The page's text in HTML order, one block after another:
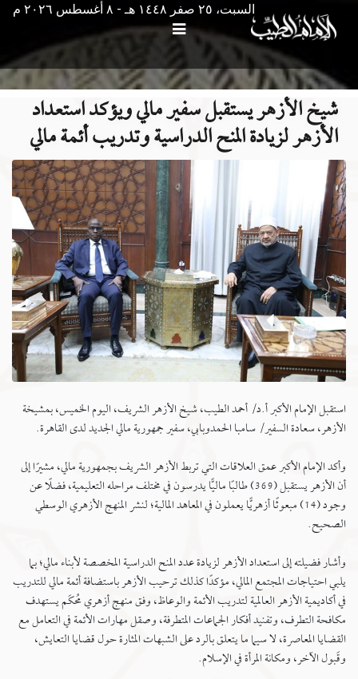
السبت، ٢٥ صفر ١٤٤٨ هـ - ۸ أغسطس ۲۰۲٦ م
شيخ الأزهر يستقبل سفير مالي ويؤكد استعداد
الأزهر لزيادة المنح الدراسية وتدريب أئمة مالي
استقبل الإمام الأكبر أ.د/ أحمد الطيب، شيخ الأزهر الشريف، اليوم الخميس، بمشيخة
الأزهر، سعادة السفير/ سامبا الحمدوبابي، سفير جمهورية مالي الجديد لدى القاهرة.
وأكد الإمام الأكبر عمق العلاقات التي تربط الأزهر الشريف بجمهورية مالي، مشيرًا إلى
أن الأزهر يستقبل (369) طالبًا ماليًّا يدرسون في مختلف مراحله التعليمية، فضلًا عن
وجود (14) مبعوثًا أزهريًّا يعملون في المعاهد المالية؛ لنشر المنهج الأزهري الوسطي
الصحيح.
وأشار فضيلته إلى استعداد الأزهر لزيادة عدد المنح الدراسية المخصصة لأبناء مالي؛ بما
يلبي احتياجات المجتمع المالي، مؤكدًا كذلك ترحيب الأزهر باستضافة أئمة مالي للتدريب
في أكاديمية الأزهر العالمية لتدريب الأئمة والوعاظ، وفق منهج أزهري مُحكَم يستهدف
مكافحة التطرف، وتفنيد أفكار الجماعات المتطرفة، وصقل مهارات الأئمة في التعامل مع
القضايا المعاصرة، لا سيما ما يتعلق بالرد على الشبهات المثارة حول قضايا التعايش،
وقَبول الآخر، ومكانة المرأة في الإسلام.